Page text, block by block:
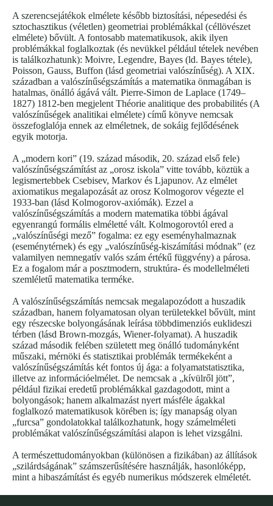
A szerencsejátékok elmélete később biztosítási, népesedési és
sztochasztikus (véletlen) geometriai problémákkal (céllövészet
elmélete) bővült. A fontosabb matematikusok, akik ilyen
problémákkal foglalkoztak (és nevükkel például tételek nevében
is találkozhatunk): Moivre, Legendre, Bayes (ld. Bayes tétele),
Poisson, Gauss, Buffon (lásd geometriai valószínűség). A XIX.
században a valószínűségszámítás a matematika önmagában is
hatalmas, önálló ágává vált. Pierre-Simon de Laplace (1749–
1827) 1812-ben megjelent Théorie analitique des probabilités (A
valószínűségek analitikai elmélete) című könyve nemcsak
összefoglalója ennek az elméletnek, de sokáig fejlődésének
egyik motorja.
A „modern kori” (19. század második, 20. század első fele)
valószínűségszámítást az „orosz iskola” vitte tovább, köztük a
legismertebbek Csebisev, Markov és Ljapunov. Az elmélet
axiomatikus megalapozását az orosz Kolmogorov végezte el
1933-ban (lásd Kolmogorov-axiómák). Ezzel a
valószínűségszámítás a modern matematika többi ágával
egyenrangú formális elméletté vált. Kolmogorovtól ered a
„valószínűségi mező” fogalma: ez egy eseményhalmaznak
(eseménytérnek) és egy „valószínűség-kiszámítási módnak” (ez
valamilyen nemnegatív valós szám értékű függvény) a párosa.
Ez a fogalom már a posztmodern, struktúra- és modellelméleti
szemléletű matematika terméke.
A valószínűségszámítás nemcsak megalapozódott a huszadik
században, hanem folyamatosan olyan területekkel bővült, mint
egy részecske bolyongásának leírása többdimenziós euklideszi
térben (lásd Brown-mozgás, Wiener-folyamat). A huszadik
század második felében született meg önálló tudományként
műszaki, mérnöki és statisztikai problémák termékeként a
valószínűségszámítás két fontos új ága: a folyamatstatisztika,
illetve az információelmélet. De nemcsak a „kívülről jött”,
például fizikai eredetű problémákkal gazdagodott, mint a
bolyongások; hanem alkalmazást nyert másféle ágakkal
foglalkozó matematikusok körében is; így manapság olyan
„furcsa” gondolatokkal találkozhatunk, hogy számelméleti
problémákat valószínűségszámítási alapon is lehet vizsgálni.
A természettudományokban (különösen a fizikában) az állítások
„szilárdságának” számszerűsítésére használják, hasonlóképp,
mint a hibaszámítást és egyéb numerikus módszerek elméletét.